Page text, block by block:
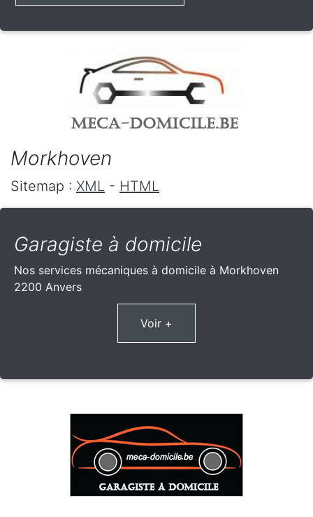
Morkhoven
Sitemap : XML - HTML
Garagiste à domicile
Nos services mécaniques à domicile à Morkhoven
2200 Anvers
Voir +